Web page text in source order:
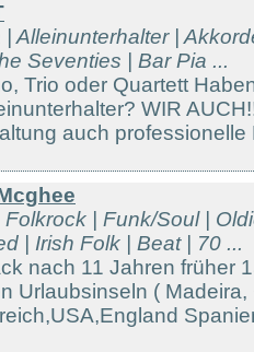
| Alleinunterhalter |
Seventies | Bar Pia ...
Trio oder Quartett
WIR
auch
Folkrock | Funk/Soul |
| Irish Folk | Beat | 70 ...
nach 11 Jahren früher
Urlaubsinseln (